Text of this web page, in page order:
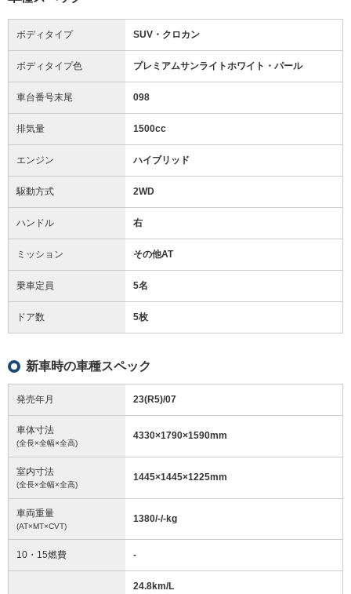
ボディタイプ SUV・クロカン
ボディタイプ色 プレミアムサンライトホワイト・パール
車台番号末尾 098
排気量 1500cc
エンジン ハイブリッド
駆動方式 2WD
ハンドル 右
ミッション その他AT
乗車定員 5名
ドア数 5枚
新車時の車種スペック
発売年月 23(R5)/07
車体寸法
(全長×全幅×全高)
4330×1790×1590mm
室内寸法
(全長×全幅×全高)
1445×1445×1225mm
車両重量
(AT×MT×CVT)
1380/-/-kg
10・15燃費 -
24.8km/L